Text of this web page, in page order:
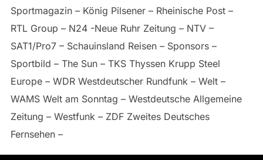
Sportmagazin – König Pilsener – Rheinische Post –
RTL Group – N24 -Neue Ruhr Zeitung – NTV –
SAT1/Pro7 – Schauinsland Reisen – Sponsors –
Sportbild – The Sun – TKS Thyssen Krupp Steel
Europe – WDR Westdeutscher Rundfunk – Welt –
WAMS Welt am Sonntag – Westdeutsche Allgemeine
Zeitung – Westfunk – ZDF Zweites Deutsches
Fernsehen –